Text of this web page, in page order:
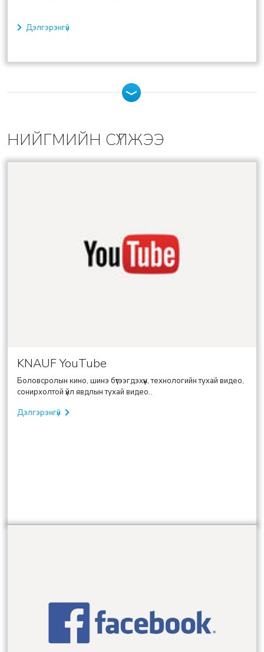
Дэлгэрэнгүй
НИЙГМИЙН СҮЛЖЭЭ
KNAUF YouTube
Боловсролын кино, шинэ бүтээгдэхүүн, технологийн тухай видео,
сонирхолтой үйл явдлын тухай видео..
Дэлгэрэнгүй